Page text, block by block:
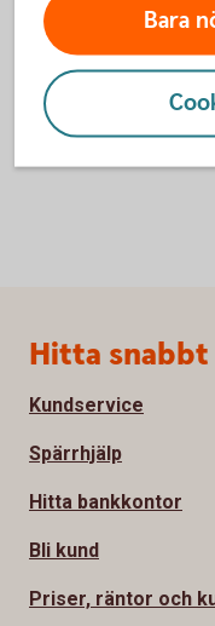
och statistik.
Inställningar
Bara
Sidfot
Hitta snabbt
Kundservice
Spärrhjälp
Hitta bankkontor
Bli kund
Priser, räntor och